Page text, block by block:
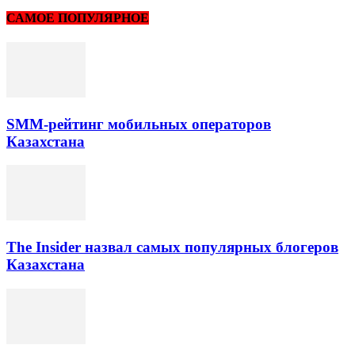
САМОЕ ПОПУЛЯРНОЕ
SMM-рейтинг мобильных операторов
Казахстана
The Insider назвал самых популярных блогеров
Казахстана